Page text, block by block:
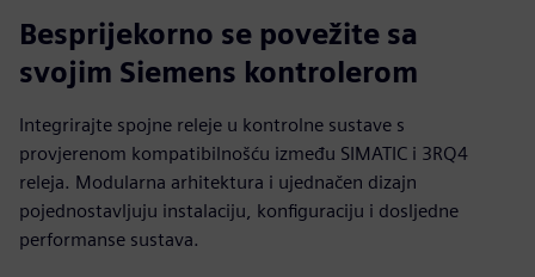
Besprijekorno se povežite sa
svojim Siemens kontrolerom
Integrirajte spojne releje u kontrolne sustave s
provjerenom kompatibilnošću između SIMATIC i 3RQ4
releja. Modularna arhitektura i ujednačen dizajn
pojednostavljuju instalaciju, konfiguraciju i dosljedne
performanse sustava.